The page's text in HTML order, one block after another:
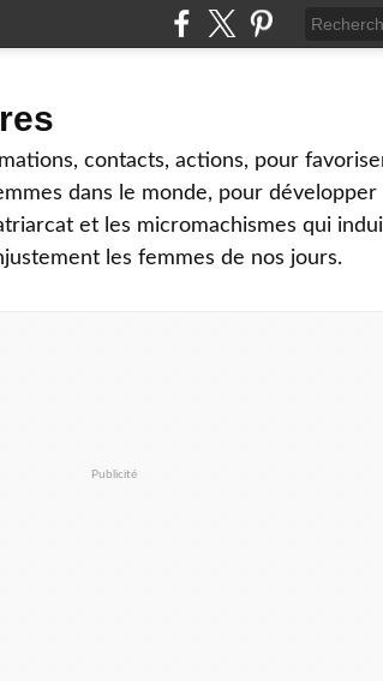
contacts, actions, pour
dans le monde, pour développer
et les micromachismes qui
les femmes de nos jours.
Publicité